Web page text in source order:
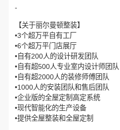
-
【关于丽尔曼顿整装】
•3个超万平自有工厂
•6个超万平门店展厅
•自有200人的设计研发团队
•自有超500人专业室内设计师团队
•自有超2000人的装修师傅团队
•1000人的安装团队和售后团队
•企业版的全屋定制高定系统
•现代智能化的生产设备
•提供全屋整装和全屋定制